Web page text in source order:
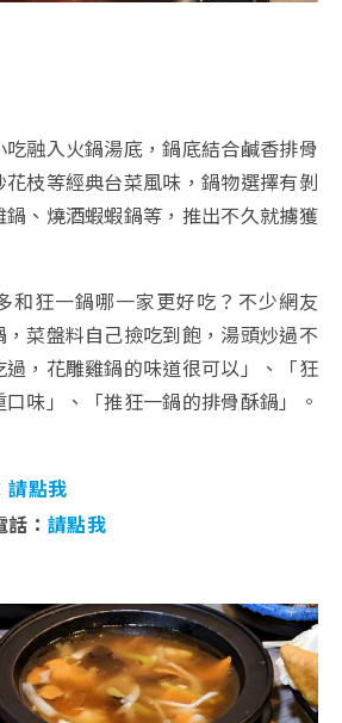
融入火鍋湯底，鍋底結合鹹香排骨
枝等經典台菜風味，鍋物選擇有剝
、燒酒蝦蝦鍋等，推出不久就擄獲
和狂一鍋哪一家更好吃？不少網友
菜盤料自己撿吃到飽，湯頭炒過不
，花雕雞鍋的味道很可以」、「狂
味」、「推狂一鍋的排骨酥鍋」。
請點我
： 請點我